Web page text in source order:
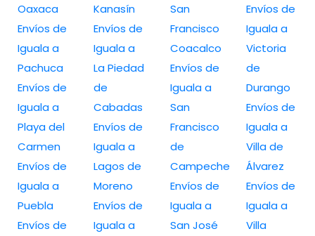
Oaxaca
Envíos de
Iguala a
Pachuca
Envíos de
Iguala a
Playa del
Carmen
Envíos de
Iguala a
Puebla
Envíos de
Kanasín
Envíos de
Iguala a
La Piedad
de
Cabadas
Envíos de
Iguala a
Lagos de
Moreno
Envíos de
Iguala a
San
Francisco
Coacalco
Envíos de
Iguala a
San
Francisco
de
Campeche
Envíos de
Iguala a
San José
Envíos de
Iguala a
Victoria
de
Durango
Envíos de
Iguala a
Villa de
Álvarez
Envíos de
Iguala a
Villa